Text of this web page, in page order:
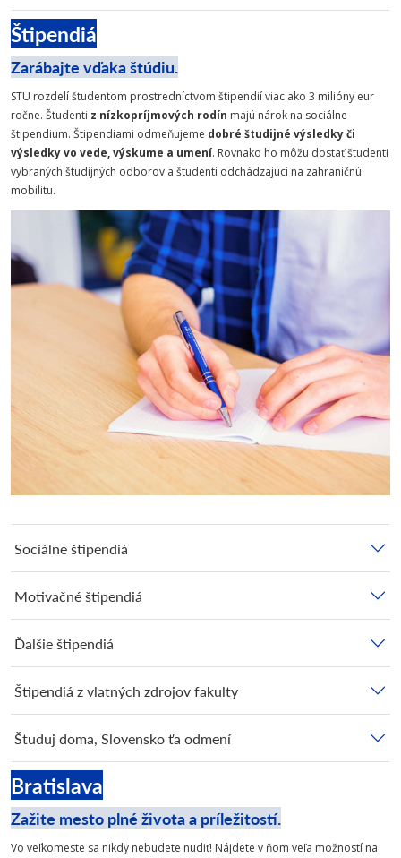
Štipendiá
Zarábajte vďaka štúdiu.
STU rozdelí študentom prostredníctvom štipendií viac ako 3 milióny eur
ročne. Študenti z nízkopríjmových rodín majú nárok na sociálne
štipendium. Štipendiami odmeňujeme dobré študijné výsledky či
výsledky vo vede, výskume a umení. Rovnako ho môžu dostať študenti
vybraných študijných odborov a študenti odchádzajúci na zahraničnú
mobilitu.
Sociálne štipendiá
Motivačné štipendiá
Ďalšie štipendiá
Štipendiá z vlatných zdrojov fakulty
Študuj doma, Slovensko ťa odmení
Bratislava
Zažite mesto plné života a príležitostí.
Vo veľkomeste sa nikdy nebudete nudiť! Nájdete v ňom veľa možností na